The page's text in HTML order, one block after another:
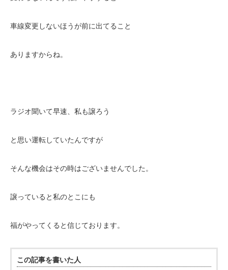
車線変更しないほうが前に出てること
ありますからね。
ラジオ聞いて早速、私も譲ろう
と思い運転していたんですが
そんな機会はその時はございませんでした。
譲っていると私のとこにも
福がやってくると信じております。
この記事を書いた人